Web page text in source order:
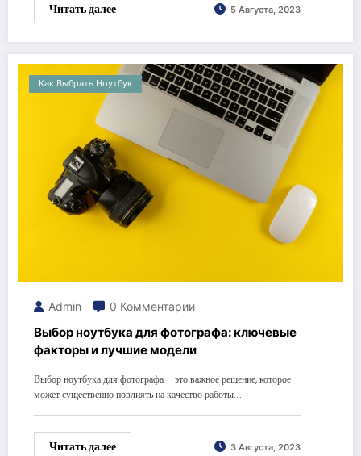
Читать далее 5 Августа, 2023
Как Выбрать Ноутбук
Admin 0 Комментарии
Выбор ноутбука для фотографа: ключевые
факторы и лучшие модели
Выбор ноутбука для фотографа – это важное решение, которое
может существенно повлиять на качество работы.…
Читать далее 3 Августа, 2023